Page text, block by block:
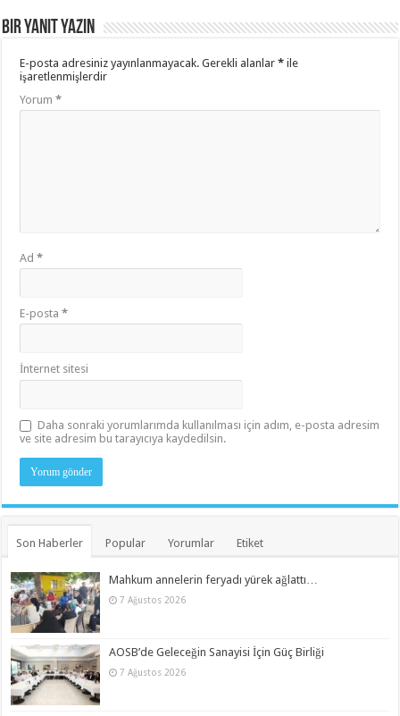
Bir yanıt yazın
E-posta adresiniz yayınlanmayacak. Gerekli alanlar* ile
işaretlenmişlerdir
Yorum*
Ad*
E-posta*
İnternet sitesi
Daha sonraki yorumlarımda kullanılması için adım, e-posta adresim
ve site adresim bu tarayıcıya kaydedilsin.
Son Haberler Popular Yorumlar Etiket
Mahkum annelerin feryadı yürek ağlattı…
7 Ağustos 2026
AOSB’de Geleceğin Sanayisi İçin Güç Birliği
7 Ağustos 2026